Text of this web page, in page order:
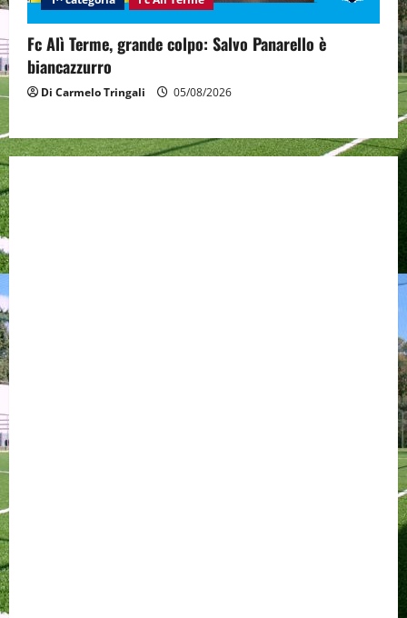
Fc Alì Terme, grande colpo: Salvo Panarello è
biancazzurro
Di Carmelo Tringali 05/08/2026